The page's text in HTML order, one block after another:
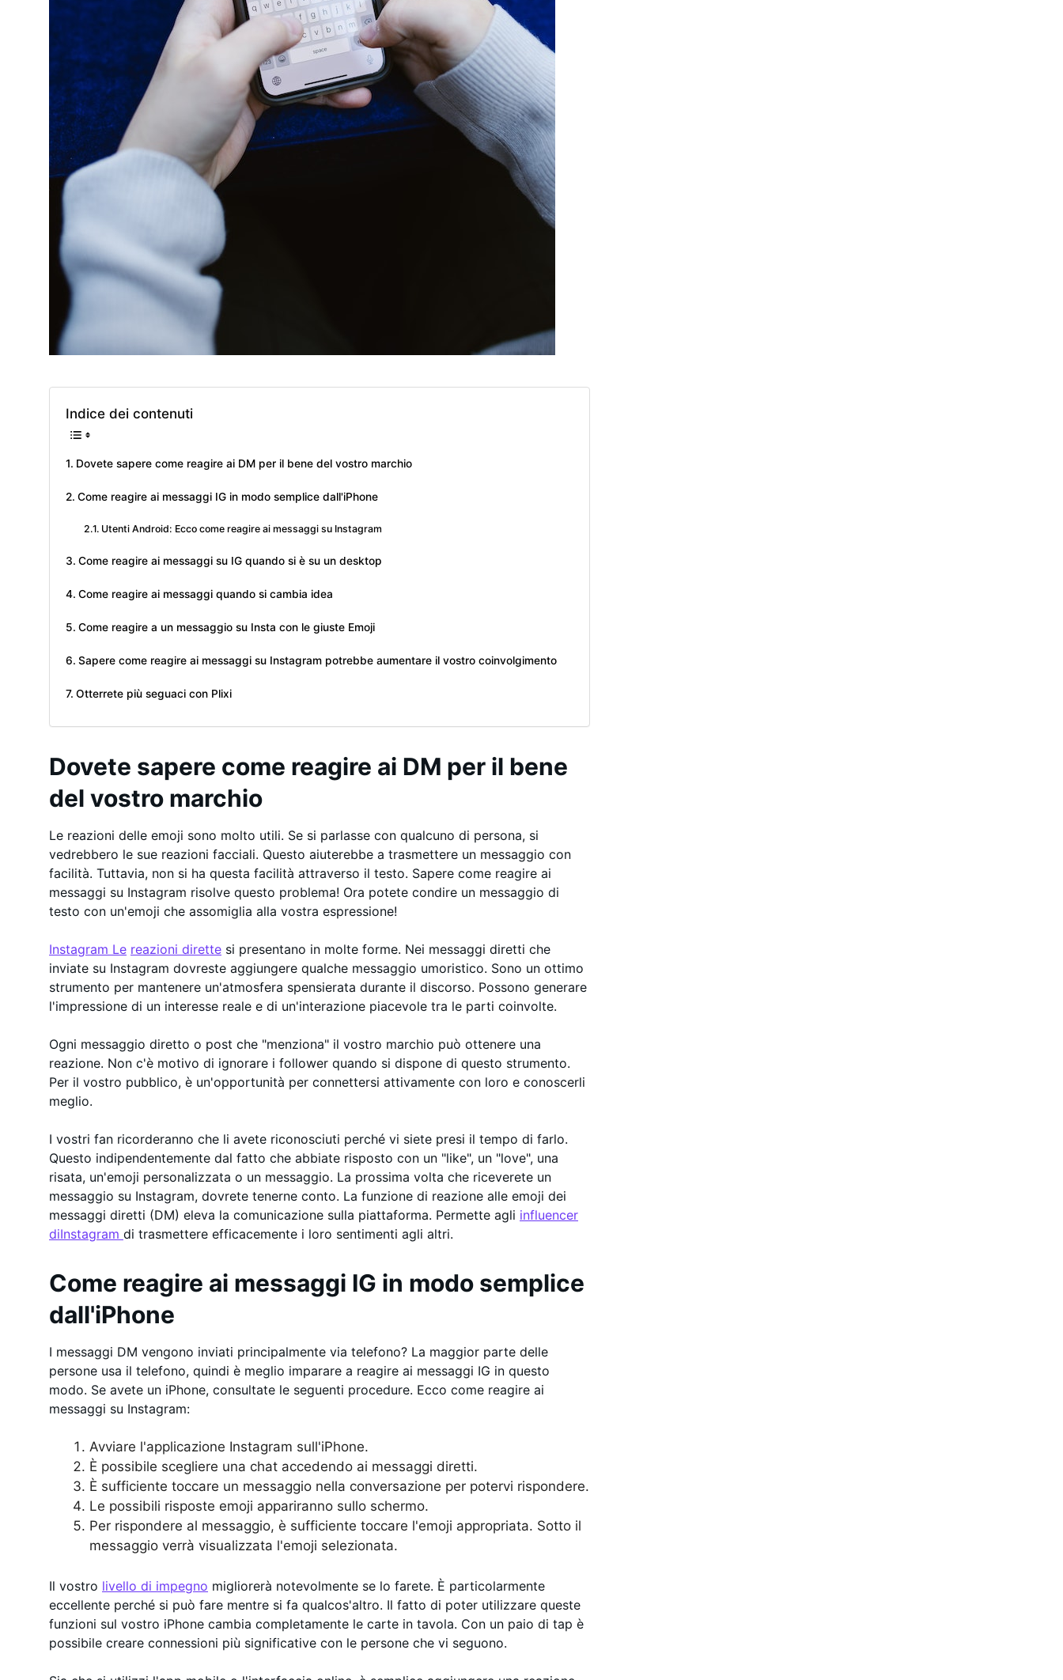
Indice dei contenuti
Dovete sapere come reagire ai DM per il bene del vostro marchio
Come reagire ai messaggi IG in modo semplice dall'iPhone
Utenti Android: Ecco come reagire ai messaggi su Instagram
Come reagire ai messaggi su IG quando si è su un desktop
Come reagire ai messaggi quando si cambia idea
Come reagire a un messaggio su Insta con le giuste Emoji
Sapere come reagire ai messaggi su Instagram potrebbe aumentare il vostro coinvolgimento
Otterrete più seguaci con Plixi
Dovete sapere come reagire ai DM per il bene
del vostro marchio
Le reazioni delle emoji sono molto utili. Se si parlasse con qualcuno di persona, si
vedrebbero le sue reazioni facciali. Questo aiuterebbe a trasmettere un messaggio con
facilità. Tuttavia, non si ha questa facilità attraverso il testo. Sapere come reagire ai
messaggi su Instagram risolve questo problema! Ora potete condire un messaggio di
testo con un'emoji che assomiglia alla vostra espressione!
Instagram Le reazioni dirette si presentano in molte forme. Nei messaggi diretti che
inviate su Instagram dovreste aggiungere qualche messaggio umoristico. Sono un ottimo
strumento per mantenere un'atmosfera spensierata durante il discorso. Possono generare
l'impressione di un interesse reale e di un'interazione piacevole tra le parti coinvolte.
Ogni messaggio diretto o post che "menziona" il vostro marchio può ottenere una
reazione. Non c'è motivo di ignorare i follower quando si dispone di questo strumento.
Per il vostro pubblico, è un'opportunità per connettersi attivamente con loro e conoscerli
meglio.
I vostri fan ricorderanno che li avete riconosciuti perché vi siete presi il tempo di farlo.
Questo indipendentemente dal fatto che abbiate risposto con un "like", un "love", una
risata, un'emoji personalizzata o un messaggio. La prossima volta che riceverete un
messaggio su Instagram, dovrete tenerne conto. La funzione di reazione alle emoji dei
messaggi diretti (DM) eleva la comunicazione sulla piattaforma. Permette agli influencer
diInstagram di trasmettere efficacemente i loro sentimenti agli altri.
Come reagire ai messaggi IG in modo semplice
dall'iPhone
I messaggi DM vengono inviati principalmente via telefono? La maggior parte delle
persone usa il telefono, quindi è meglio imparare a reagire ai messaggi IG in questo
modo. Se avete un iPhone, consultate le seguenti procedure. Ecco come reagire ai
messaggi su Instagram:
Avviare l'applicazione Instagram sull'iPhone.
È possibile scegliere una chat accedendo ai messaggi diretti.
È sufficiente toccare un messaggio nella conversazione per potervi rispondere.
Le possibili risposte emoji appariranno sullo schermo.
Per rispondere al messaggio, è sufficiente toccare l'emoji appropriata. Sotto il
messaggio verrà visualizzata l'emoji selezionata.
Il vostro livello di impegno migliorerà notevolmente se lo farete. È particolarmente
eccellente perché si può fare mentre si fa qualcos'altro. Il fatto di poter utilizzare queste
funzioni sul vostro iPhone cambia completamente le carte in tavola. Con un paio di tap è
possibile creare connessioni più significative con le persone che vi seguono.